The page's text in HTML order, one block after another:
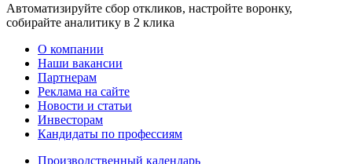
Автоматизируйте сбор откликов, настройте воронку,
собирайте аналитику в 2 клика
О компании
Наши вакансии
Партнерам
Реклама на сайте
Новости и статьи
Инвесторам
Кандидаты по профессиям
Производственный календарь